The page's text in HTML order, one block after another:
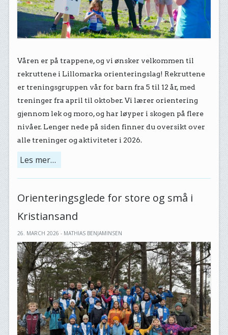
Våren er på trappene, og vi ønsker velkommen til
rekruttene i Lillomarka orienteringslag! Rekruttene
er treningsgruppen vår for barn fra 5 til 12 år, med
treninger fra april til oktober. Vi lærer orientering
gjennom lek og moro, og har løyper i skogen på flere
nivåer. Lenger nede på siden finner du oversikt over
alle treninger og aktiviteter i 2026.
Les mer…
Orienteringsglede for store og små i
Kristiansand
26. MARCH 2026 - MATHIAS BENJAMINSEN